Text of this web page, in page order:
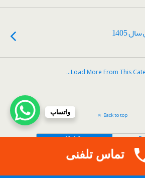
1405
Load More From This
Back to top
Mobile
Tech Tips CopyProtect
واتساپ
تماس تلفنی